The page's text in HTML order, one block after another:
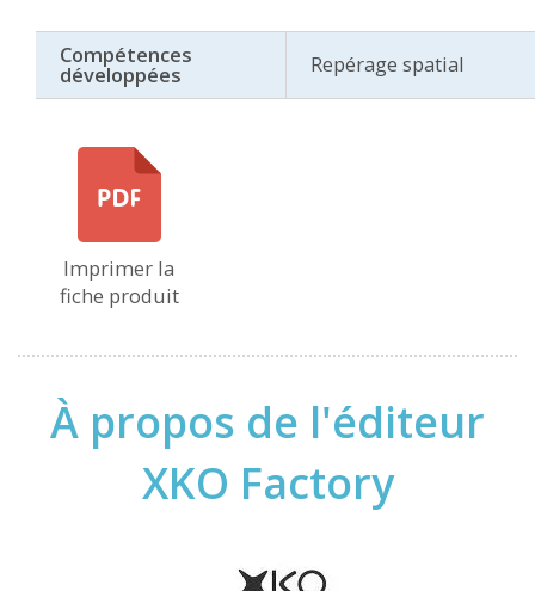
Compétences
développées Repérage spatial
Imprimer la
fiche produit
À propos de l'éditeur
XKO Factory